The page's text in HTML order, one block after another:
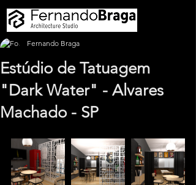
Estúdio de Tatuagem
"Dark Water" - Alvares
Machado - SP
Fernando Braga